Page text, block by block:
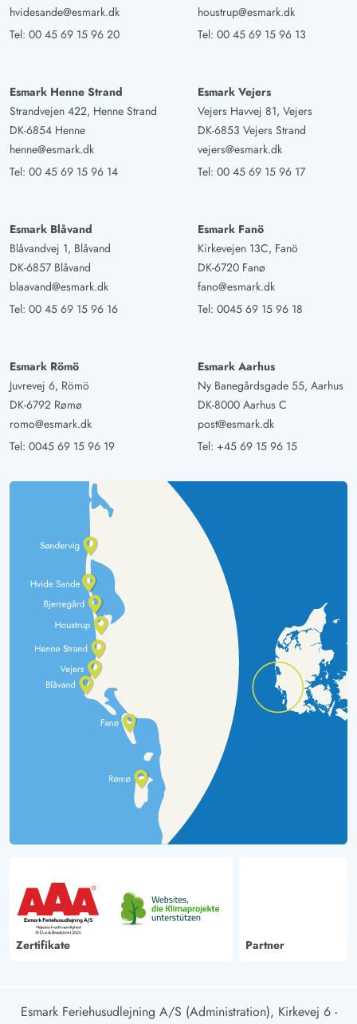
hvidesande@esmark.dk
Tel: 00 45 69 15 96 20
houstrup@esmark.dk
Tel: 00 45 69 15 96 13
Esmark Henne Strand
Strandvejen 422, Henne Strand
DK-6854 Henne
henne@esmark.dk
Tel: 00 45 69 15 96 14
Esmark Vejers
Vejers Havvej 81, Vejers
DK-6853 Vejers Strand
vejers@esmark.dk
Tel: 00 45 69 15 96 17
Esmark Blåvand
Blåvandvej 1, Blåvand
DK-6857 Blåvand
blaavand@esmark.dk
Tel: 00 45 69 15 96 16
Esmark Fanö
Kirkevejen 13C, Fanö
DK-6720 Fanø
fano@esmark.dk
Tel: 0045 69 15 96 18
Esmark Römö
Juvrevej 6, Römö
DK-6792 Rømø
romo@esmark.dk
Tel: 0045 69 15 96 19
Esmark Aarhus
Ny Banegårdsgade 55, Aarhus
DK-8000 Aarhus C
post@esmark.dk
Tel: +45 69 15 96 15
Zertifikate Partner
Esmark Feriehusudlejning A/S (Administration), Kirkevej 6 -